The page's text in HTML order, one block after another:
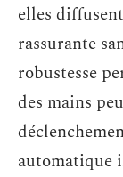
elles
rassurante
robustesse
des mains
automatique